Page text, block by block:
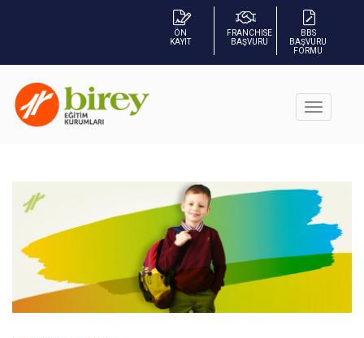
BBS
BAŞVURU
FORMU
FRANCHISE
BAŞVURU
ÖN
KAYIT